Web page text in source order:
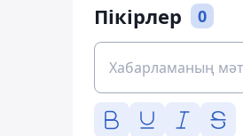
Пікірлер 0